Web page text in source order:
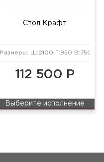
Стол Крафт
Размеры: Ш:2100 Г:950 В:750 мм
112 500 Р
Выберите исполнение